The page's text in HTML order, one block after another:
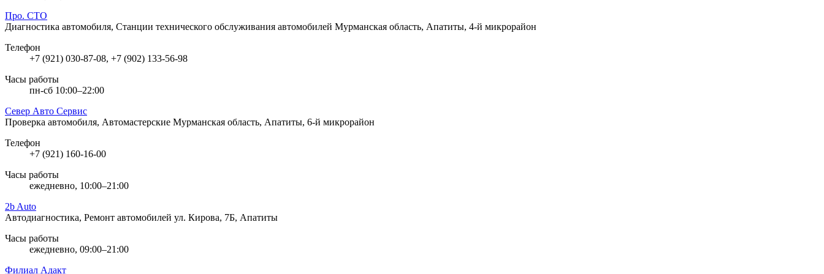
Про. СТО
Диагностика автомобиля, Станции технического обслуживания автомобилей Мурманская область, Апатиты, 4-й микрорайон
Телефон
+7 (921) 030-87-08, +7 (902) 133-56-98
Часы работы
пн-сб 10:00–22:00
Север Авто Сервис
Проверка автомобиля, Автомастерские Мурманская область, Апатиты, 6-й микрорайон
Телефон
+7 (921) 160-16-00
Часы работы
ежедневно, 10:00–21:00
2b Auto
Автодиагностика, Ремонт автомобилей ул. Кирова, 7Б, Апатиты
Часы работы
ежедневно, 09:00–21:00
Филиал Адакт